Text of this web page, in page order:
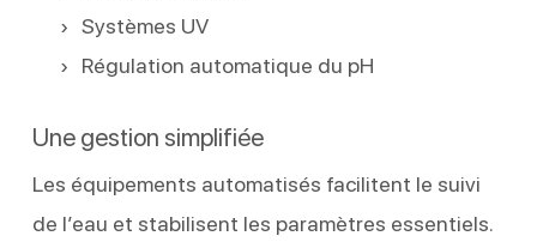
Systèmes UV
Régulation automatique du pH
Une gestion simplifiée
Les équipements automatisés facilitent le suivi
de l’eau et stabilisent les paramètres essentiels.